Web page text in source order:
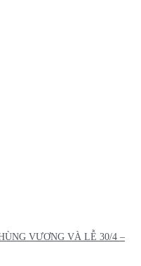
VƯƠNG VÀ LỄ 30/4 –